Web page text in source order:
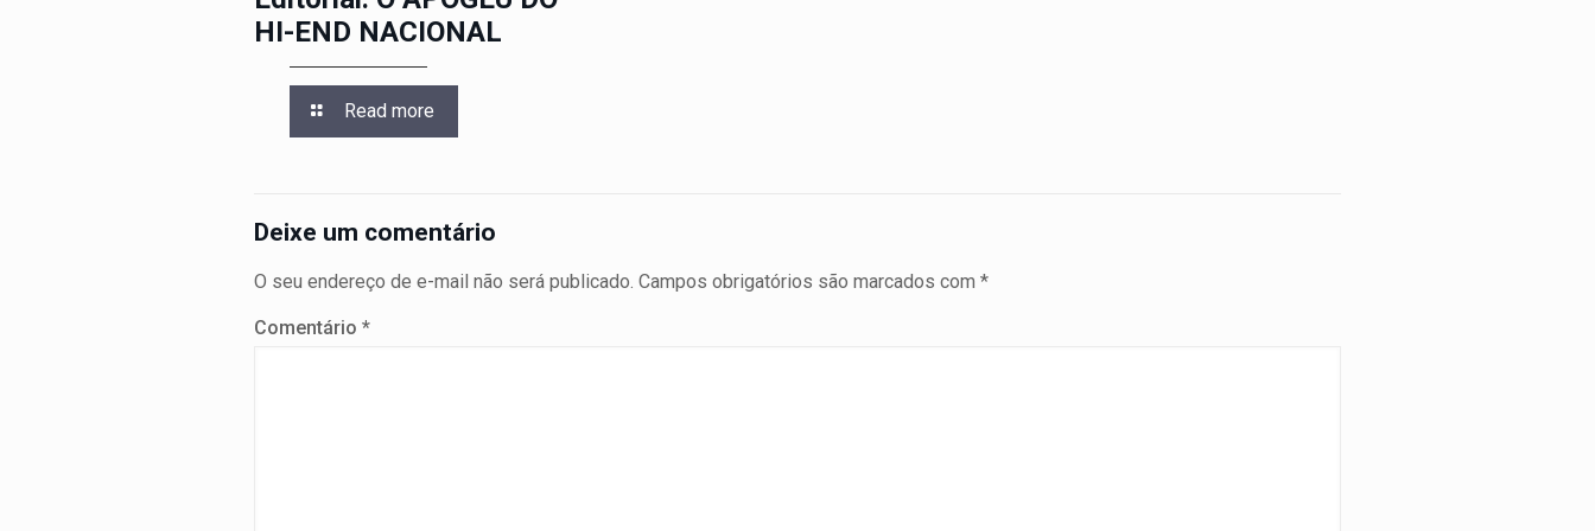
HI-END NACIONAL
Read more
Deixe um comentário
O seu endereço de e-mail não será publicado. Campos obrigatórios são marcados com *
Comentário *